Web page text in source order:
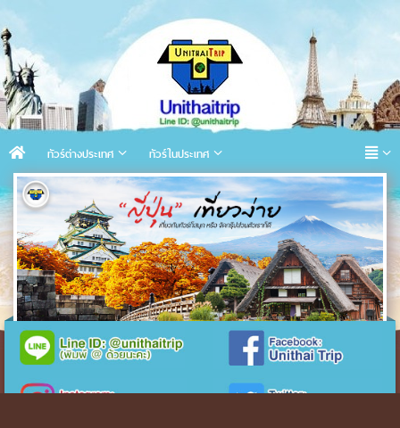
ทัวร์ต่างประเทศ ทัวร์ในประเทศ